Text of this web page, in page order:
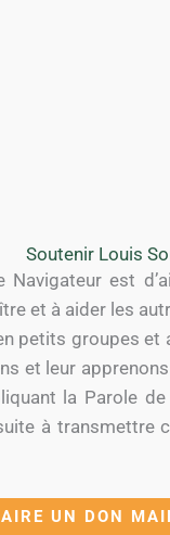
Soutenir Louis
Navigateur est
et à aider les
petits groupes et
et leur
la Parole
à transmettre
UN DON